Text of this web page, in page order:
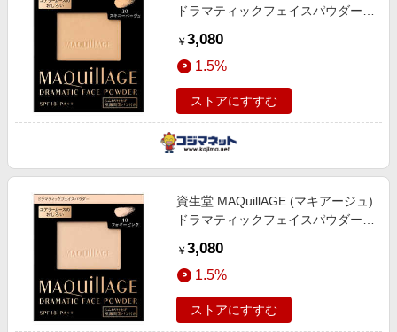
ドラマティックフェイスパウダー
ージュ (8g)
￥ 3,080
1.5%
ストアにすすむ
資生堂 MAQuillAGE (マキアージュ)
ドラマティックフェイスパウダー
ンク (8g)
￥ 3,080
1.5%
ストアにすすむ